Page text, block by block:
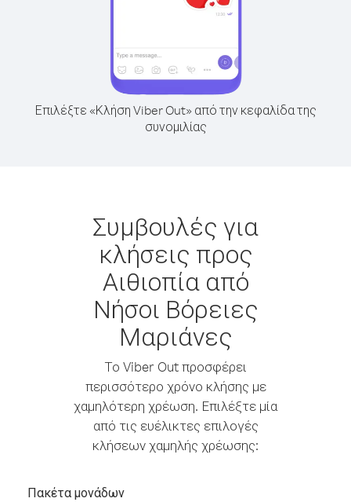
Επιλέξτε «Κλήση Viber Out» από την κεφαλίδα της
συνομιλίας
Συμβουλές για
κλήσεις προς
Αιθιοπία από
Νήσοι Βόρειες
Μαριάνες
Το Viber Out προσφέρει
περισσότερο χρόνο κλήσης με
χαμηλότερη χρέωση. Επιλέξτε μία
από τις ευέλικτες επιλογές
κλήσεων χαμηλής χρέωσης:
Πακέτα μονάδων